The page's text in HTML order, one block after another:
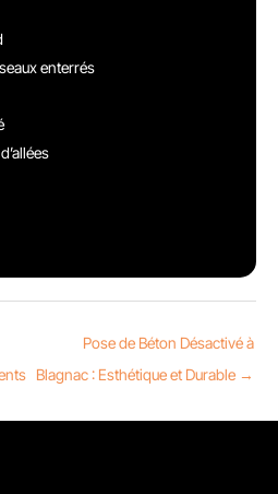
enterrés
Pose de Béton Désactivé à
Blagnac : Esthétique et Durable →